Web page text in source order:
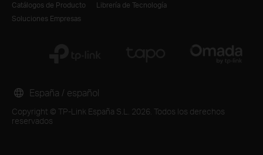
Catálogos de Producto
Soluciones Empresas
Librería de Tecnología
Copyright © TP-Link España S.L. 2026. Todos los derechos
reservados
España / español